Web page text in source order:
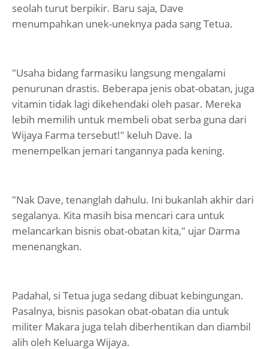
seolah turut berpikir. Baru saja, Dave
menumpahkan unek-uneknya pada sang Tetua.
"Usaha bidang farmasiku langsung mengalami
penurunan drastis. Beberapa jenis obat-obatan, juga
vitamin tidak lagi dikehendaki oleh pasar. Mereka
lebih memilih untuk membeli obat serba guna dari
Wijaya Farma tersebut!" keluh Dave. la
menempelkan jemari tangannya pada kening.
"Nak Dave, tenanglah dahulu. Ini bukanlah akhir dari
segalanya. Kita masih bisa mencari cara untuk
melancarkan bisnis obat-obatan kita," ujar Darma
menenangkan.
Padahal, si Tetua juga sedang dibuat kebingungan.
Pasalnya, bisnis pasokan obat-obatan dia untuk
militer Makara juga telah diberhentikan dan diambil
alih oleh Keluarga Wijaya.